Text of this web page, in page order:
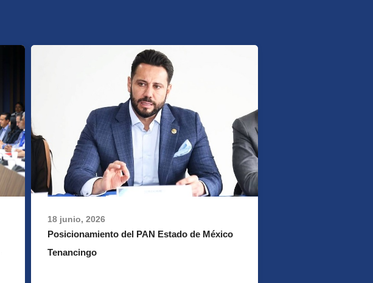
18 junio, 2026
Posicionamiento del PAN Estado de México
Tenancingo